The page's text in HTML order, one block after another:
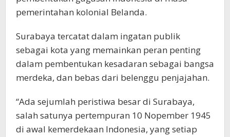
pemerintahan kolonial Belanda.
Surabaya tercatat dalam ingatan publik
sebagai kota yang memainkan peran penting
dalam pembentukan kesadaran sebagai bangsa
merdeka, dan bebas dari belenggu penjajahan.
“Ada sejumlah peristiwa besar di Surabaya,
salah satunya pertempuran 10 Nopember 1945
di awal kemerdekaan Indonesia, yang setiap